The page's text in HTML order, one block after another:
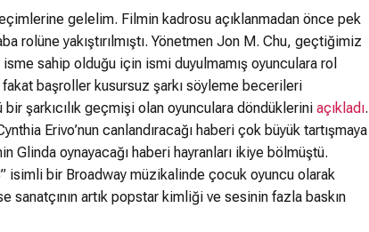
gelelim. Filmin kadrosu açıklanmadan önce pek
rolüne yakıştırılmıştı. Yönetmen Jon M. Chu, geçtiğimiz
sahip olduğu için ismi duyulmamış oyunculara rol
fakat başroller kusursuz şarkı söyleme becerileri
şarkıcılık geçmişi olan oyunculara döndüklerini açıkladı.
Erivo’nun canlandıracağı haberi çok büyük tartışmaya
Glinda oynayacağı haberi hayranları ikiye bölmüştü.
isimli bir Broadway müzikalinde çocuk oyuncu olarak
sanatçının artık popstar kimliği ve sesinin fazla baskın